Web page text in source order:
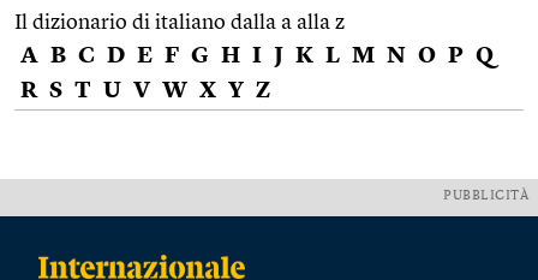
Il dizionario di italiano dalla a alla z
A B C D E F G H I J K L M N O P Q
R S T U V W X Y Z
PUBBLICITÀ